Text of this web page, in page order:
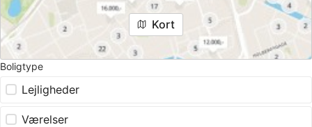
Kort
Boligtype
Lejligheder
Værelser